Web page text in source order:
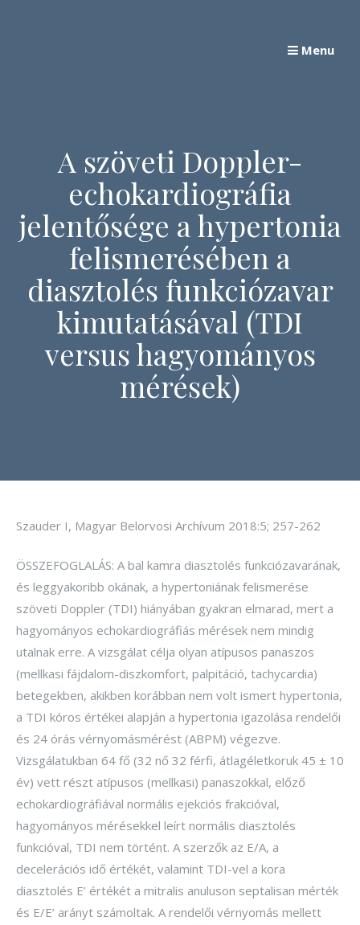
Menu
A szöveti Doppler-
echokardiográfia
jelentősége a hypertonia
felismerésében a
diasztolés funkciózavar
kimutatásával (TDI
versus hagyományos
mérések)
Szauder I, Magyar Belorvosi Archívum 2018:5; 257-262
ÖSSZEFOGLALÁS: A bal kamra diasztolés funkciózavarának,
és leggyakoribb okának, a hypertoniának felismerése
szöveti Doppler (TDI) hiányában gyakran elmarad, mert a
hagyományos echokardiográfiás mérések nem mindig
utalnak erre. A vizsgálat célja olyan atípusos panaszos
(mellkasi fájdalom-diszkomfort, palpitáció, tachycardia)
betegekben, akikben korábban nem volt ismert hypertonia,
a TDI kóros értékei alapján a hypertonia igazolása rendelői
és 24 órás vérnyomásmérést (ABPM) végezve.
Vizsgálatukban 64 fő (32 nő 32 férfi, átlagéletkoruk 45 ± 10
év) vett részt atípusos (mellkasi) panaszokkal, előző
echokardiográfiával normális ejekciós frakcióval,
hagyományos mérésekkel leírt normális diasztolés
funkcióval, TDI nem történt. A szerzők az E/A, a
decelerációs idő értékét, valamint TDI-vel a kora
diasztolés E’ értékét a mitralis anuluson septalisan mérték
és E/E’ arányt számoltak. A rendelői vérnyomás mellett